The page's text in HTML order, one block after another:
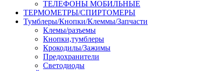
ТЕЛЕФОНЫ МОБИЛЬНЫЕ
ТЕРМОМЕТРЫ/СПИРТОМЕРЫ
Тумблеры/Кнопки/Клеммы/Запчасти
Клемы/разъемы
Кнопки,тумблеры
Крокодилы/Зажимы
Предохранители
Светодиоды